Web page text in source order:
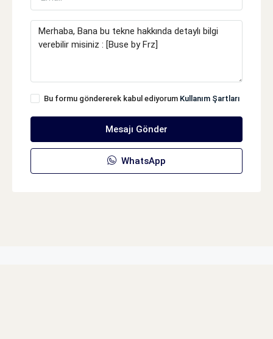
Bu formu göndererek kabul ediyorum Kullanım Şartları
Mesajı Gönder
WhatsApp